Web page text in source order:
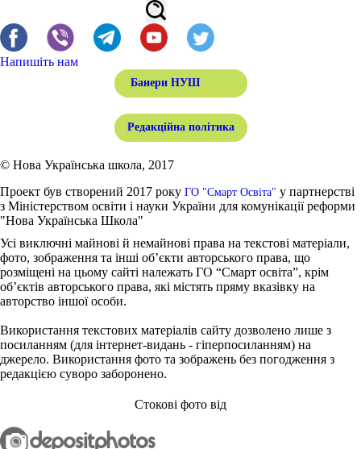
Напишіть нам
Банери НУШ
Редакційна політика
© Нова Українська школа, 2017
Проект був створений 2017 року ГО "Смарт Освіта" у партнерстві
з Міністерством освіти і науки України для комунікації реформи
"Нова Українська Школа"
Усі виключні майнові й немайнові права на текстові матеріали,
фото, зображення та інші об’єкти авторського права, що
розміщені на цьому сайті належать ГО “Смарт освіта”, крім
об’єктів авторського права, які містять пряму вказівку на
авторство іншої особи.
Використання текстових матеріалів сайту дозволено лише з
посиланням (для інтернет-видань - гіперпосиланням) на
джерело. Використання фото та зображень без погодження з
редакцією суворо заборонено.
Стокові фото від